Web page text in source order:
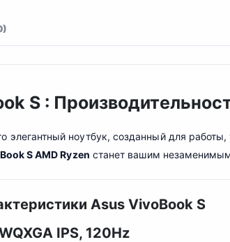
S :
элегантный ноутбук, созданный для
S AMD Ryzen станет вашим
Asus VivoBook S
IPS, 120Hz